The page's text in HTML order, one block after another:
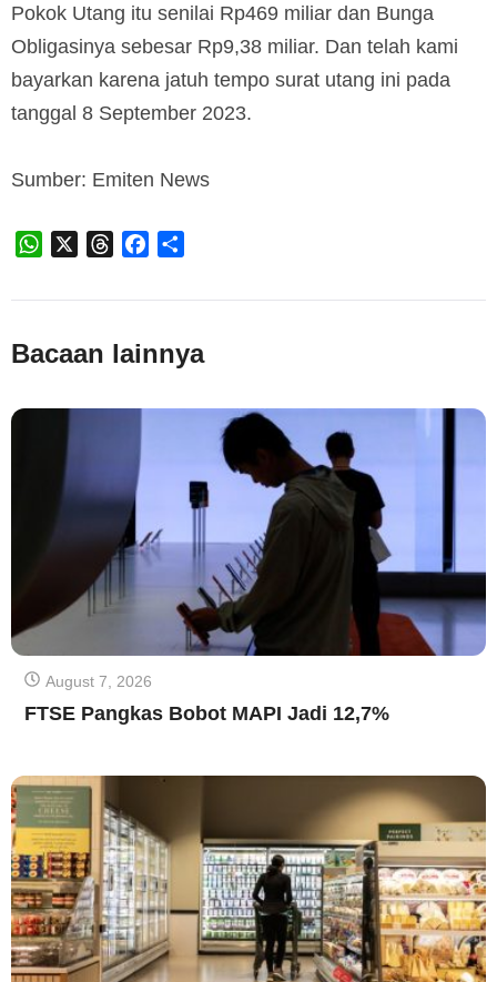
Pokok Utang itu senilai Rp469 miliar dan Bunga
Obligasinya sebesar Rp9,38 miliar. Dan telah kami
bayarkan karena jatuh tempo surat utang ini pada
tanggal 8 September 2023.
Sumber: Emiten News
WhatsApp ThreadsFacebook
Bacaan lainnya
August 7, 2026
FTSE Pangkas Bobot MAPI Jadi 12,7%